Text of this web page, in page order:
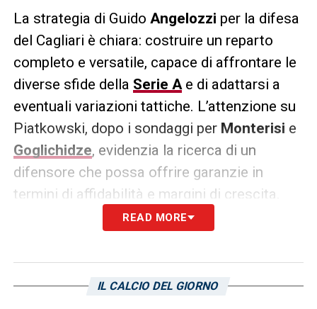
La strategia di Guido Angelozzi per la difesa
del Cagliari è chiara: costruire un reparto
completo e versatile, capace di affrontare le
diverse sfide della Serie Ae di adattarsi a
eventuali variazioni tattiche. L’attenzione su
Piatkowski, dopo i sondaggi per Monterisi e
Goglichidze, evidenzia la ricerca di un
difensore che possa offrire garanzie in
termini di affidabilità e margini di crescita.
Il direttore sportivo sta lavorando su più
in uscita, e le incertezze su Mina, rendono
READ MORE
IL CALCIO DEL GIORNO